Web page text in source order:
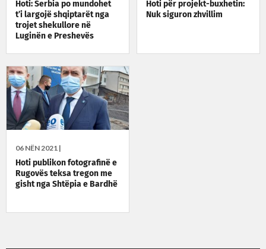
Hoti: Serbia po mundohet
t’i largojë shqiptarët nga
trojet shekullore në
Luginën e Preshevës
Hoti për projekt-buxhetin:
Nuk siguron zhvillim
06 NËN 2021 |
Hoti publikon fotografinë e
Rugovës teksa tregon me
gisht nga Shtëpia e Bardhë